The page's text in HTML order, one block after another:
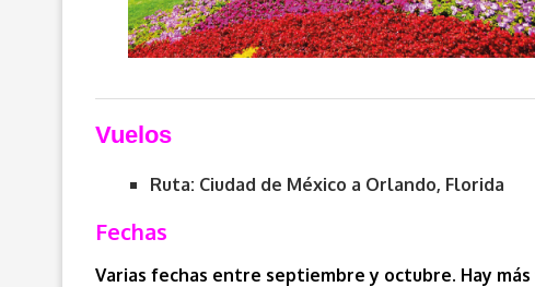
Vuelos
Ruta: Ciudad de México a Orlando, Florida
Fechas
Varias fechas entre septiembre y octubre. Hay